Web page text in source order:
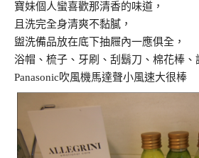
寶妹個人蠻喜歡那清香的味道，
且洗完全身清爽不黏膩，
盥洗備品放在底下抽屜內一應俱全，
浴帽、梳子、牙刷、刮鬍刀、棉花棒、
Panasonic吹風機馬達聲小風速大很棒